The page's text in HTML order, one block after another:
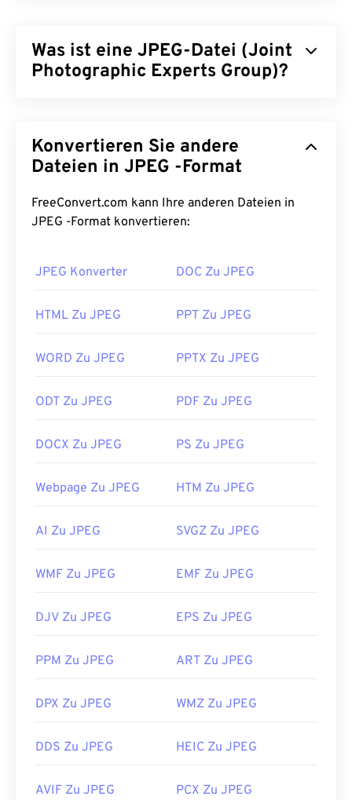
Was ist eine JPEG-Datei (Joint
Photographic Experts Group)?
zur Komprimierung von Fotos und Grafiken
verwendet. Die hohe Komprimierung, die JPEG
Aufgrund ihrer relativ geringen Größe eignen sich
JPEG-Dateien hervorragend für den Transport im
Dateigröße um bis zu 80 % reduzieren!
benötigen, können Sie
JPG in WebP konvertieren,
Dateiformat.
Wie öffnet man eine JPEG-Datei?
erkennen und können JPEG-Dateien öffnen. Ein
sie in der Regel in Ihrem Standard-Bildbetrachter,
Anwendung zum Öffnen der Datei auszuwählen,
wie Chrome, Microsoft-Anwendungen wie
Erstveröffentlichung:
18. September 1992
https://en.wikipedia.org/wiki/JPEG
https://www.lifewire.com/jpg-jpeg-file-4139913
Konvertieren Sie andere
Dateien in JPEG -Format
FreeConvert.com kann Ihre anderen Dateien in
JPEG -Format konvertieren:
JPEG Konverter DOC Zu JPEG
HTML Zu JPEG PPT Zu JPEG
WORD Zu JPEG PPTX Zu JPEG
ODT Zu JPEG PDF Zu JPEG
DOCX Zu JPEG PS Zu JPEG
Webpage Zu JPEG HTM Zu JPEG
AI Zu JPEG SVGZ Zu JPEG
WMF Zu JPEG EMF Zu JPEG
DJV Zu JPEG EPS Zu JPEG
PPM Zu JPEG ART Zu JPEG
DPX Zu JPEG WMZ Zu JPEG
DDS Zu JPEG HEIC Zu JPEG
AVIF Zu JPEG PCX Zu JPEG